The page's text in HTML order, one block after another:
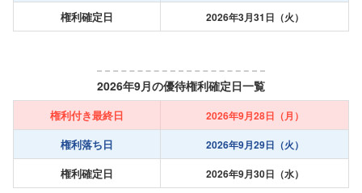
権利確定日 2026年3月31日（火）
2026年9月の優待権利確定日一覧
権利付き最終日 2026年9月28日（月）
権利落ち日 2026年9月29日（火）
権利確定日 2026年9月30日（水）